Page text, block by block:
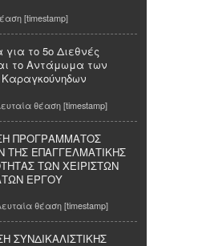
[timestamp]
για το 5ο Διεθνές
το Αντάμωμα των
θέαση [timestamp]
ΠΡΟΓΡΑΜΜΑΤΟΣ
ΤΗΣ ΕΠΑΓΓΕΛΜΑΤΙΚΗΣ
ΤΩΝ ΧΕΙΡΙΣΤΩΝ
ΕΡΓΟΥ
θέαση [timestamp]
ΣΥΝΔΙΚΑΛΙΣΤΙΚΗΣ